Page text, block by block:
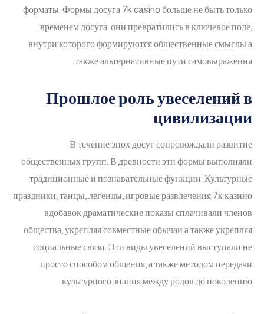
форматы. Формы досуга 7k casino больше не быть только
временем досуга; они превратились в ключевое поле,
внутри которого формируются общественные смыслы а
также альтернативные пути самовыражения.
Прошлое роль увеселений в
цивилизации
В течение эпох досуг сопровождали развитие
общественных групп. В древности эти формы выполняли
традиционные и познавательные функции. Культурные
праздники, танцы, легенды, игровые развлечения 7к казино
вдобавок драматические показы сплачивали членов
общества, укрепляя совместные обычаи а также укрепляя
социальные связи. Эти виды увеселений выступали не
просто способом общения, а также методом передачи
культурного знания между родов до поколению.